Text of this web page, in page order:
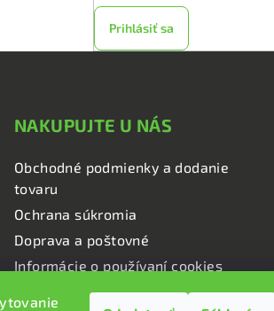
ý
p
Prihlásiť sa
NAKUPUJTE U NÁS
Obchodné podmienky a dodanie
tovaru
Ochrana súkromia
Doprava a poštovné
Informácie o používaní cookies